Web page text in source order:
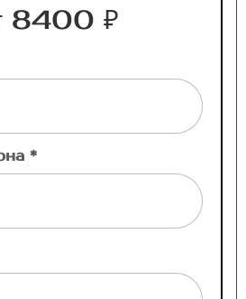
8400 ₽
*